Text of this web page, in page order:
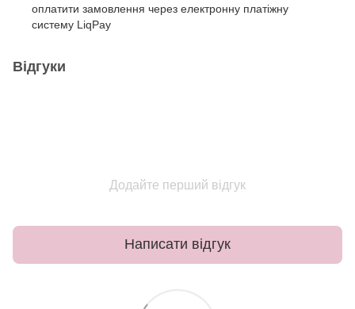
оплатити замовлення через електронну платіжну
систему LiqPay
Відгуки
Додайте перший відгук
Написати відгук